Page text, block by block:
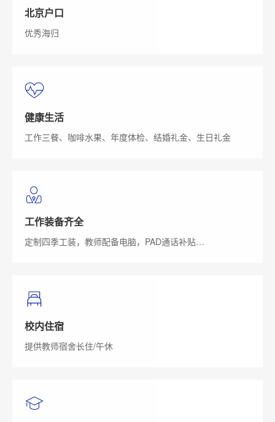
北京户口
优秀海归
健康生活
工作三餐、咖啡水果、年度体检、结婚礼金、生日礼金
工作装备齐全
定制四季工装，教师配备电脑，PAD通话补贴…
校内住宿
提供教师宿舍长住/午休